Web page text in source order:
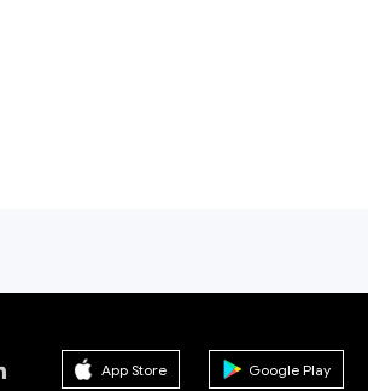
App Store Google Play